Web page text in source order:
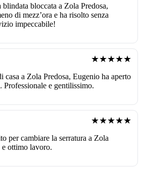
bloccata a Zola Predosa,
di mezz’ora e ha risolto senza
impeccabile!
★★★★★
casa a Zola Predosa, Eugenio ha aperto
e gentilissimo.
★★★★★
per cambiare la serratura a Zola
e ottimo lavoro.